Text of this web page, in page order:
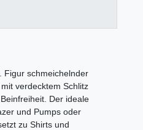
Figur schmeichelnder
verdecktem Schlitz
Der ideale
und Pumps oder
zu Shirts und